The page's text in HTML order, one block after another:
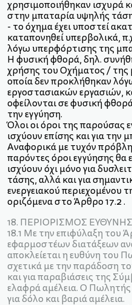
χρησιμοποιήθηκαν ισχυρά
στην μπαταρία υψηλής
- το όχημα έχει υποστεί
καταπονηθεί υπερβολικά,
λόγω υπερφόρτισης της
Η φυσική φθορά, δηλ.
χρήσης του Οχήματος / της
οποία δεν προκλήθηκαν
εργοστασιακών εργασιών,
οφείλονται σε φυσική
την εγγύηση.
Όλοι οι όροι της παρούσας
ισχύουν επίσης και για την
Αναφορικά με τυχόν
παρόντες όροι εγγύησης
ισχύουν όχι μόνο για
τάσης, αλλά και για
ενεργειακού περιεχομένου
οριζόμενα στο Άρθρο 17.2 .
18. ΠΕΡΙΟΡΙΣΜΟΣ ΕΥΘΥΝΗΣ
18.1 Με την επιφύλαξη του
εφαρμοστέων διατάξεων
αποκλείεται η ευθύνη του
σχετικά με την παράδοση
και για παραβιάσεις της
ελαφρά αμέλεια. Ο Πωλητής
για δόλο και βαριά αμέλεια.